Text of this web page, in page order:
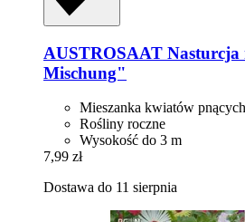
AUSTROSAAT Nasturcja
Mischung"
Mieszanka kwiatów pnących
Rośliny roczne
Wysokość do 3 m
7,99 zł
Dostawa do 11 sierpnia